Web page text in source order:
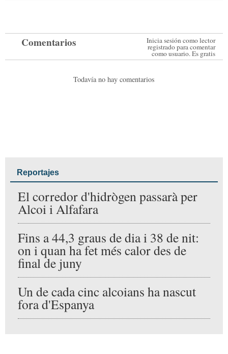
Noticia anterior:
L’aigua pot fer molt
mal i sí, a Alcoi hi ha
Noticia siguiente:
Turrones y Dulces
Palmira: tradició i
al cor de la Fira
Todavía no hay comentarios
Reportajes
El corredor d'hidrògen passarà